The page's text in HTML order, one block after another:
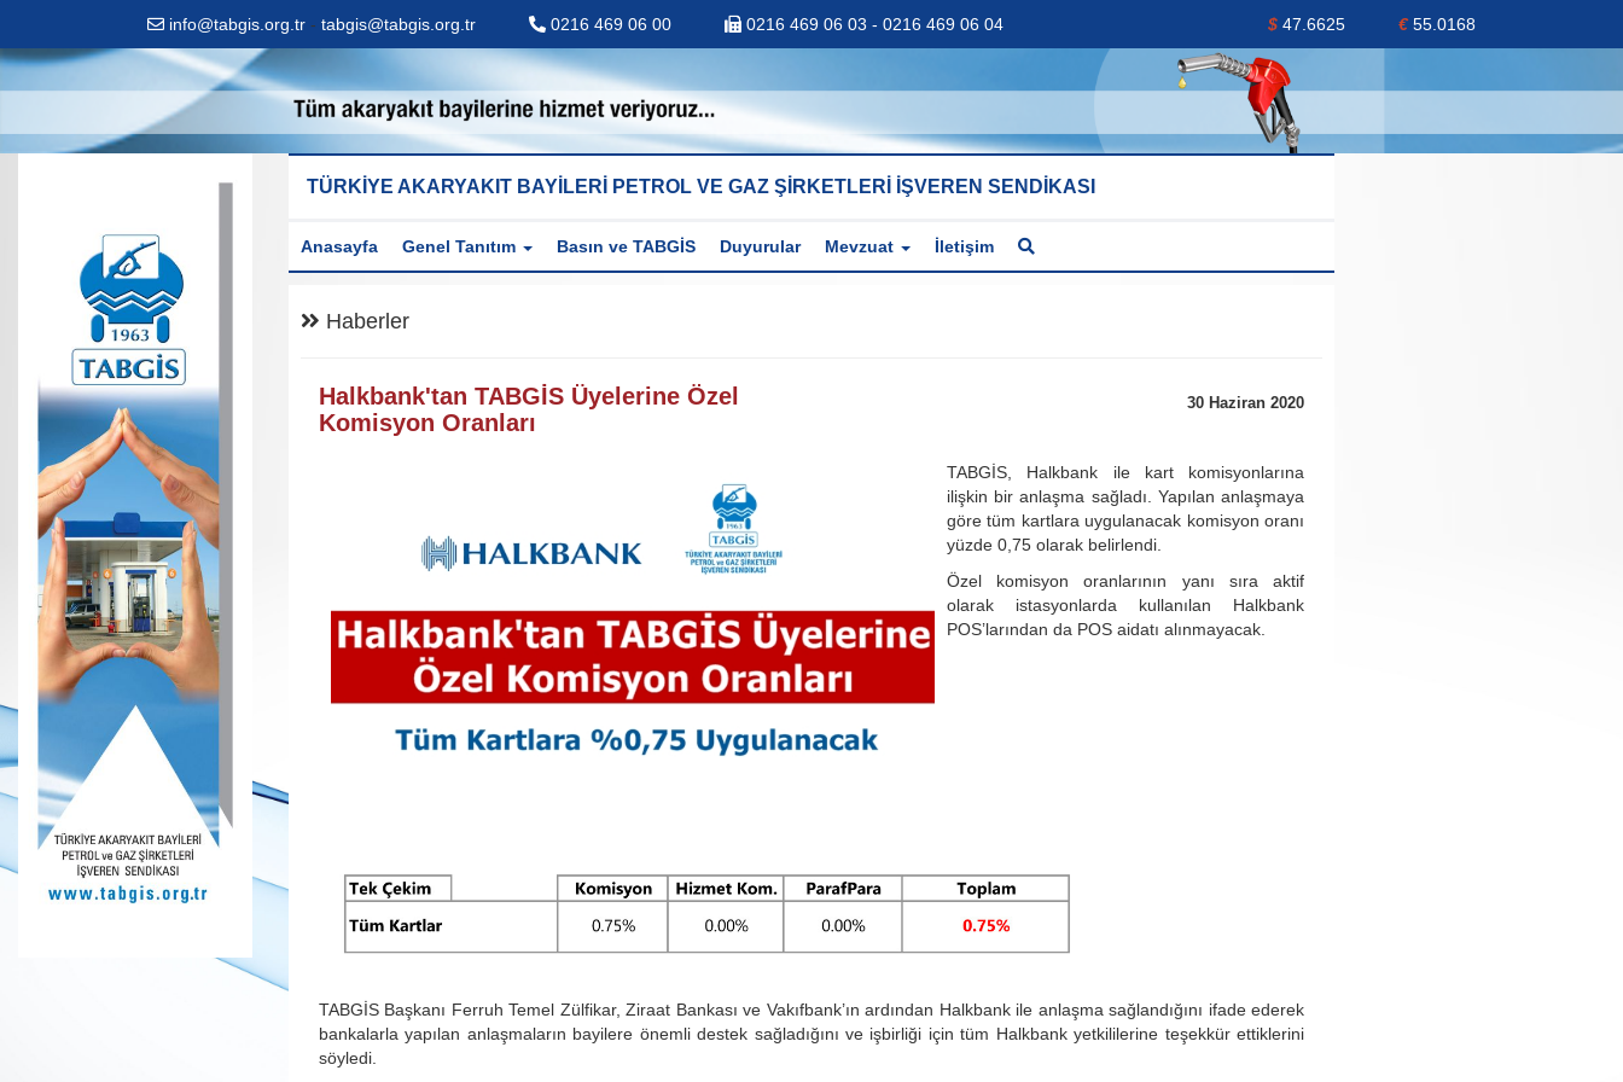
info@tabgis.org.tr - tabgis@tabgis.org.tr 0216 469 06 00 0216 469 06 03 - 0216 469 06 04 $ 47.6625 €55.0168
TÜRKİYE AKARYAKIT BAYİLERİ PETROL VE GAZ ŞİRKETLERİ İŞVEREN SENDİKASI
Anasayfa Genel Tanıtım Basın ve TABGİS Duyurular Mevzuat İletişim
Haberler
Halkbank'tan TABGİS Üyelerine Özel
Komisyon Oranları
30 Haziran 2020
TABGİS, Halkbank ile kart komisyonlarına
ilişkin bir anlaşma sağladı. Yapılan anlaşmaya
göre tüm kartlara uygulanacak komisyon oranı
yüzde 0,75 olarak belirlendi.
Özel komisyon oranlarının yanı sıra aktif
olarak istasyonlarda kullanılan Halkbank
POS’larından da POS aidatı alınmayacak.
TABGİS Başkanı Ferruh Temel Zülfikar, Ziraat Bankası ve Vakıfbank’ın ardından Halkbank ile anlaşma sağlandığını ifade ederek
bankalarla yapılan anlaşmaların bayilere önemli destek sağladığını ve işbirliği için tüm Halkbank yetkililerine teşekkür ettiklerini
söyledi.